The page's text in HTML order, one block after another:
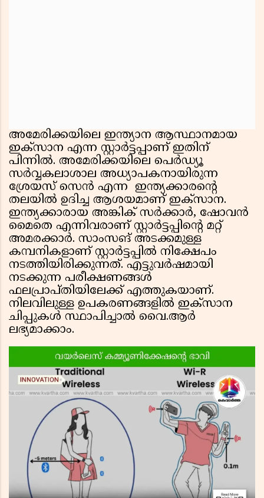
അമേരിക്കയിലെ ഇന്ത്യാന ആസ്ഥാനമായ
ഇക്സാന എന്ന സ്റ്റാർട്ടപ്പാണ് ഇതിന്
പിന്നിൽ. അമേരിക്കയിലെ പെർഡ്യൂ
സർവ്വകലാശാല അധ്യാപകനായിരുന്ന
ശ്രേയസ് സെൻ എന്ന ഇന്ത്യക്കാരന്‍റെ
തലയിൽ ഉദിച്ച ആശയമാണ് ഇക്സാന.
ഇന്ത്യക്കാരായ അങ്കിക് സർക്കാർ, ഷോവൻ
മൈതെ എന്നിവരാണ് സ്റ്റാർട്ടപ്പിന്‍റെ മറ്റ്
അമരക്കാർ. സാംസങ് അടക്കമുള്ള
കമ്പനികളാണ് സ്റ്റാർട്ടപ്പിൽ നിക്ഷേപം
നടത്തിയിരിക്കുന്നത്. എട്ടുവർഷമായി
നടക്കുന്ന പരീക്ഷണങ്ങൾ
ഫലപ്രാപ്തിയിലേക്ക് എത്തുകയാണ്.
നിലവിലുള്ള ഉപകരണങ്ങളിൽ ഇക്സാന
ചിപ്പുകൾ സ്ഥാപിച്ചാൽ വൈ.ആർ
ലഭ്യമാക്കാം.